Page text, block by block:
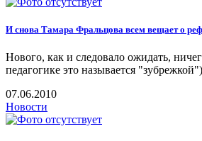
И снова Тамара Фральцова всем вещает о
Нового, как и следовало ожидать,
педагогике это называется
07.06.2010
Новости